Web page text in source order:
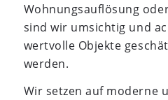
Wohnungsauflösung
sind wir umsichtig und
wertvolle Objekte
werden.
Wir setzen auf moderne